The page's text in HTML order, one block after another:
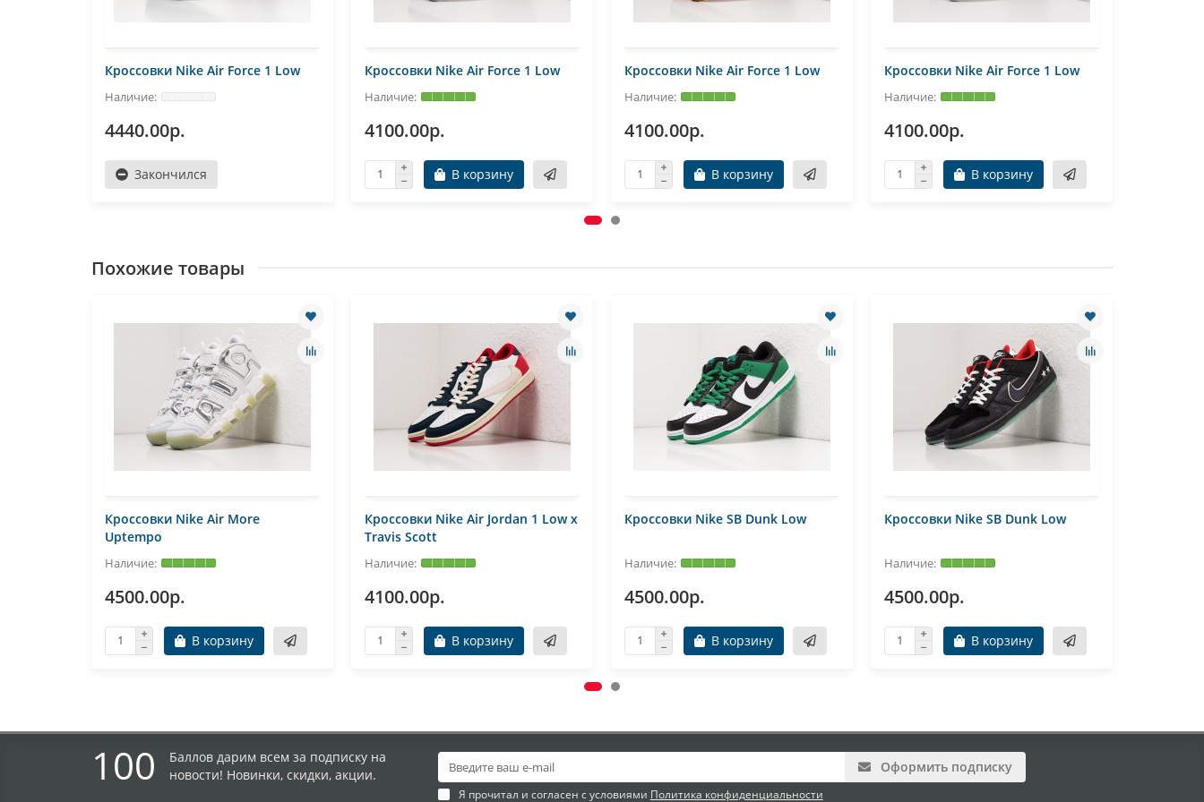
Кроссовки Nike Air Force 1 Low
4440.00р.
Закончился
Кроссовки Nike Air Force 1 Low
4100.00р.
В корзину
Кроссовки Nike Air Force 1 Low
4100.00р.
В корзину
Кроссовки Nike Air Force 1 Low
4100.00р.
В корзину
Похожие товары
Кроссовки Nike Air More
Uptempo
4500.00р.
В корзину
Кроссовки Nike Air Jordan 1 Low x
Travis Scott
4100.00р.
В корзину
Кроссовки Nike SB Dunk Low
4500.00р.
В корзину
Кроссовки Nike SB Dunk Low
4500.00р.
В корзину
100
Баллов дарим всем за подписку на
новости! Новинки, скидки, акции.
Оформить подписку
Я прочитал и согласен с условиями Политика конфиденциальности